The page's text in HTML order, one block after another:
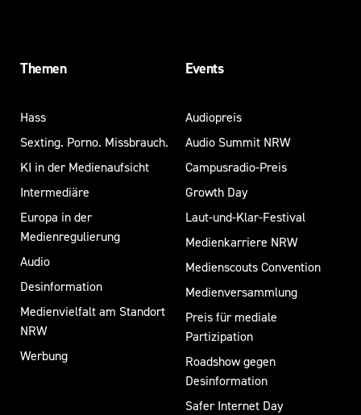
Themen
Hass
Sexting. Porno. Missbrauch.
KI in der Medienaufsicht
Intermediäre
Europa in der
Medienregulierung
Audio
Desinformation
Medienvielfalt am Standort
NRW
Werbung
Events
Audiopreis
Audio Summit NRW
Campusradio-Preis
Growth Day
Laut-und-Klar-Festival
Medienkarriere NRW
Medienscouts Convention
Medienversammlung
Preis für mediale
Partizipation
Roadshow gegen
Desinformation
Safer Internet Day